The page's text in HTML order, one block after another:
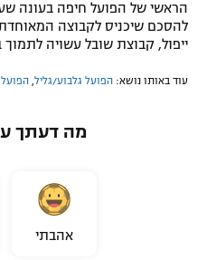
הראשי של הפועל חיפה בעונה
להסכם שיכניס לקבוצה המאוחדת
ייפול, קבוצת שובל עשויה
עוד באותו נושא: הפועל גלבוע/גליל
מה דעתך
אהבתי